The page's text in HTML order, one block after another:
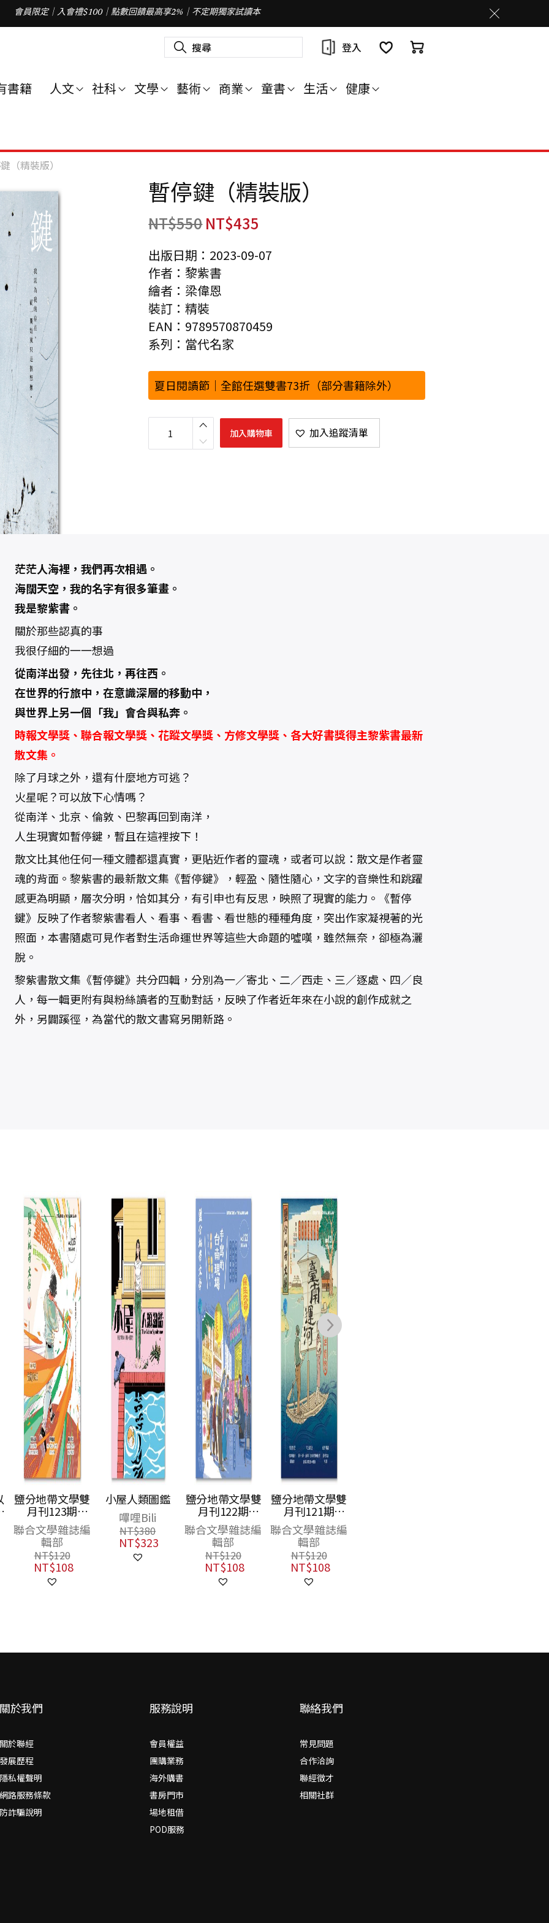
會員限定｜入會禮$100｜點數回饋最高享2%｜不定期獨家試讀本
搜
尋
字
登入
書籍 人文 社科 文學 藝術 商業 童書 生活 健康
（精裝版）
暫停鍵（精裝版）
NT$550NT$435
出版日期：2023-09-07
作者：黎紫書
繪者：梁偉恩
裝訂：精裝
EAN：9789570870459
系列：當代名家
夏日閱讀節｜全館任選雙書73折（部分書籍除外）
暫
（
加入購物車 加入追蹤清單
茫茫人海裡，我們再次相遇。
海闊天空，我的名字有很多筆畫。
我是黎紫書。
關於那些認真的事
我很仔細的一一想過
從南洋出發，先往北，再往西。
在世界的行旅中，在意識深層的移動中，
與世界上另一個「我」會合與私奔。
時報文學獎、聯合報文學獎、花蹤文學獎、方修文學獎、各大好書獎得主黎紫書最新
散文集。
除了月球之外，還有什麼地方可逃？
火星呢？可以放下心情嗎？
從南洋、北京、倫敦、巴黎再回到南洋，
人生現實如暫停鍵，暫且在這裡按下！
散文比其他任何一種文體都還真實，更貼近作者的靈魂，或者可以說：散文是作者靈
魂的背面。黎紫書的最新散文集《暫停鍵》，輕盈、隨性隨心，文字的音樂性和跳躍
感更為明顯，層次分明，恰如其分，有引申也有反思，映照了現實的能力。《暫停
鍵》反映了作者黎紫書看人、看事、看書、看世態的種種角度，突出作家凝視著的光
照面，本書隨處可見作者對生活命運世界等這些大命題的噓嘆，雖然無奈，卻極為灑
脫。
黎紫書散文集《暫停鍵》共分四輯，分別為一／寄北、二／西走、三／逐處、四／良
人，每一輯更附有與粉絲讀者的互動對話，反映了作者近年來在小說的創作成就之
外，另闢蹊徑，為當代的散文書寫另開新路。
鹽分地帶文學雙
月刊123期
2026/8月號（臺
南野球物語）
聯合文學雜誌編
輯部
NT$120
NT$108
小屋人類圖鑑
嗶哩Bili
NT$380
NT$323
鹽分地帶文學雙
月刊122期
2026/6月號（手
寫的臺南現場）
聯合文學雜誌編
輯部
NT$120
NT$108
鹽分地帶文學雙
月刊121期
2026/4月號（臺
南運河一〇〇年
紀念）
聯合文學雜誌編
輯部
NT$120
NT$108
於我們
於聯經
展歷程
私權聲明
路服務條款
詐騙說明
服務說明
會員權益
團購業務
海外購書
書房門市
場地租借
POD服務
聯絡我們
常見問題
合作洽詢
聯經徵才
相關社群